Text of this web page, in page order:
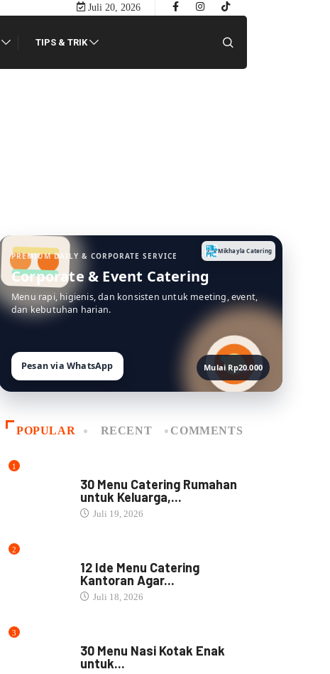
Juli 20, 2026
TIPS & TRIK
Mikhayla Catering
PREMIUM DAILY & CORPORATE SERVICE
Corporate & Event Catering
Menu rapi, higienis, dan konsisten untuk meeting, event,
dan kebutuhan harian.
Pesan via WhatsApp Mulai Rp20.000
POPULAR RECENT COMMENTS
1
30 Menu Catering Rumahan
untuk Keluarga,...
Juli 19, 2026
2
12 Ide Menu Catering
Kantoran Agar...
Juli 18, 2026
3
30 Menu Nasi Kotak Enak
untuk...